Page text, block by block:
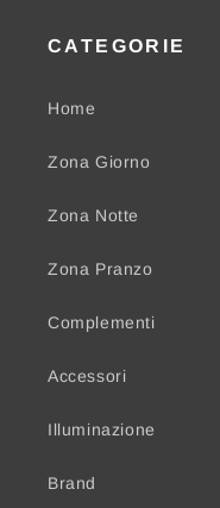
CATEGORIE
Home
Zona Giorno
Zona Notte
Zona Pranzo
Complementi
Accessori
Illuminazione
Brand